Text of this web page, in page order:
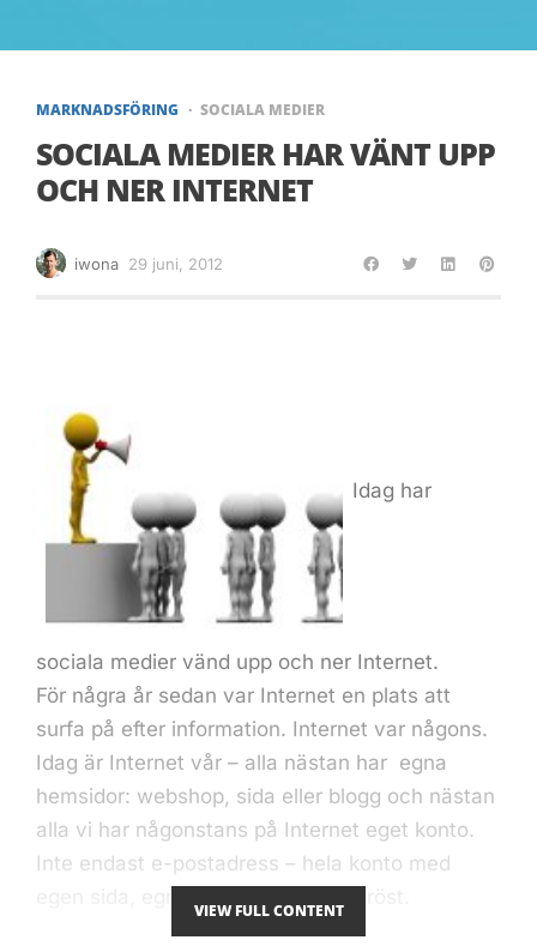
MARKNADSFÖRING SOCIALA MEDIER
SOCIALA MEDIER HAR VÄNT UPP
OCH NER INTERNET
iwona 29 juni, 2012
Idag har
sociala medier vänd upp och ner Internet.
För några år sedan var Internet en plats att
surfa på efter information. Internet var någons.
Idag är Internet vår – alla nästan har egna
hemsidor: webshop, sida eller blogg och nästan
alla vi har någonstans på Internet eget konto.
Inte endast e-postadress – hela konto med
VIEW FULL CONTENT